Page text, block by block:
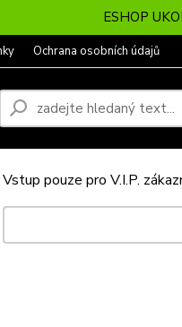
ESHOP
Ochrana osobních údajů
Vstup pouze pro V.I.P.